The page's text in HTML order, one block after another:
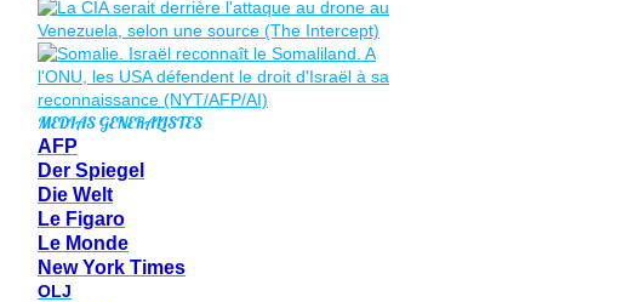
MEDIAS GENERALISTES
AFP
Der Spiegel
Die Welt
Le Figaro
Le Monde
New York Times
OLJ